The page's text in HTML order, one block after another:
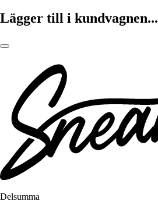
Lägger till i kundvagnen...
Delsumma